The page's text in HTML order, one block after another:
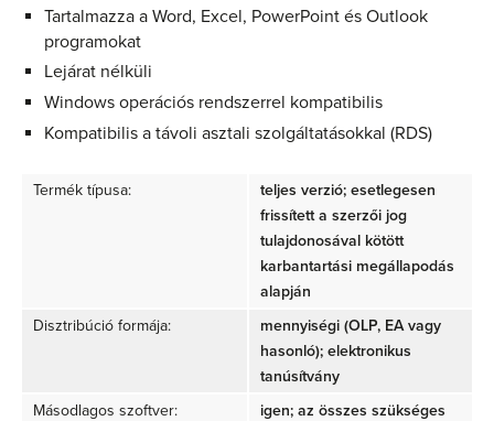
Tartalmazza a Word, Excel, PowerPoint és Outlook
programokat
Lejárat nélküli
Windows operációs rendszerrel kompatibilis
Kompatibilis a távoli asztali szolgáltatásokkal (RDS)
Termék típusa:
teljes verzió; esetlegesen
frissített a szerzői jog
tulajdonosával kötött
karbantartási megállapodás
alapján
Disztribúció formája:
mennyiségi (OLP, EA vagy
hasonló); elektronikus
tanúsítvány
Másodlagos szoftver:
igen; az összes szükséges